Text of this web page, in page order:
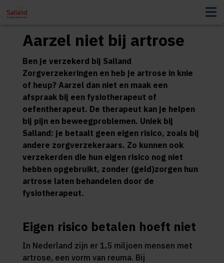
Aarzel niet bij artrose
Ben je verzekerd bij Salland
Zorgverzekeringen en heb je artrose in knie
of heup? Aarzel dan niet en maak een
afspraak bij een fysiotherapeut of
oefentherapeut. De therapeut kan je helpen
bij pijn en beweegproblemen. Uniek bij
Salland: je betaalt geen eigen risico, zoals bij
andere zorgverzekeraars. Zo kunnen ook
verzekerden die hun eigen risico nog niet
hebben opgebruikt, zonder (geld)zorgen hun
artrose laten behandelen door de
fysiotherapeut.
Eigen risico betalen hoeft niet
In Nederland zijn er 1,5 miljoen mensen met
artrose, een vorm van reuma. Bij